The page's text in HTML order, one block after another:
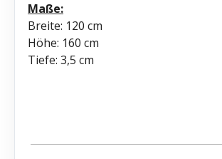
Maße:
Breite: 120 cm
Höhe: 160 cm
Tiefe: 3,5 cm